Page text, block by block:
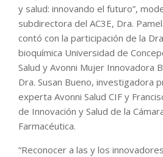
y salud: innovando el futuro”,
subdirectora del AC3E, Dra.
contó con la participación de la
bioquímica Universidad de
Salud y Avonni Mujer Innovadora
Dra. Susan Bueno, investigadora
experta Avonni Salud CIF y
de Innovación y Salud de la
Farmacéutica.
“Reconocer a las y los